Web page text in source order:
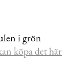
i grön
köpa det här